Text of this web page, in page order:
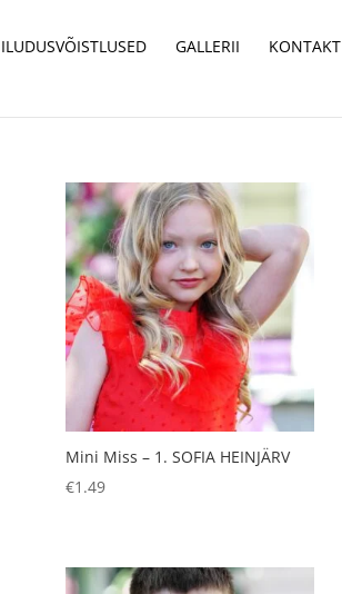
ILUDUSVÕISTLUSED GALLERII KONTAKT
Mini Miss – 1. SOFIA HEINJÄRV
€1.49